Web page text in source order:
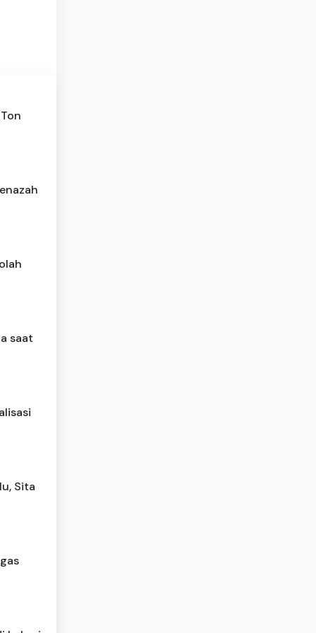
saat
Sita